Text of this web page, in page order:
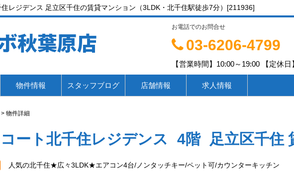
レジデンス 足立区千住の賃貸マンション（3LDK・北千住駅徒歩7分）[211936]
秋葉原店
お電話でのお問合せ
03-6206-4799
【営業時間】10:00～19:00 【定休
物件情報 スタッフブログ 店舗情報 求人情報
> 物件詳細
ート北千住レジデンス 4階 足立区千住
人気の北千住★広々3LDK★エアコン4台/ノンタッチキー/ペット可/カウンターキッチン